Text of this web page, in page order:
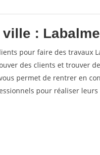
: Labalme
pour faire des travaux
des clients et trouver
permet de rentrer en
pour réaliser leurs